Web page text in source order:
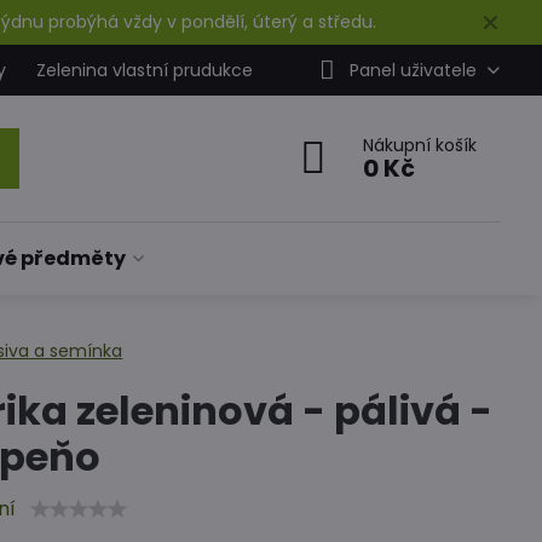
✕
probýhá vždy v pondělí, úterý a středu.
Zelenina vlastní prudukce Panel uživatele
Nákupní košík
0 Kč
předměty
a semínka
zeleninová - pálivá -